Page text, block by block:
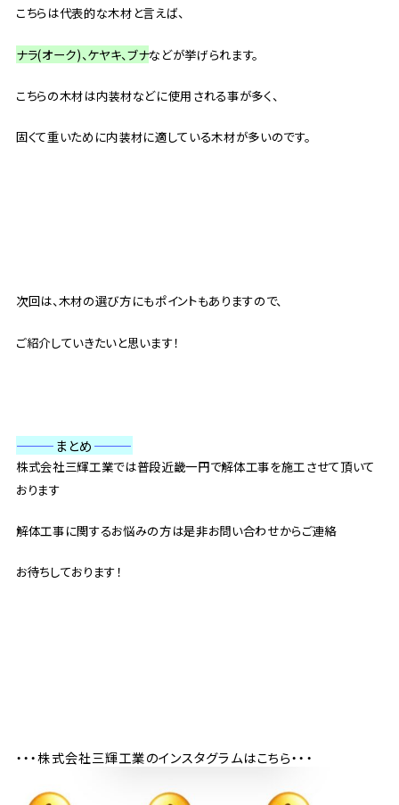
こちらは代表的な木材と言えば、
ナラ(オーク)、ケヤキ、ブナなどが挙げられます。
こちらの木材は内装材などに使用される事が多く、
固くて重いために内装材に適している木材が多いのです。
次回は、木材の選び方にもポイントもありますので、
ご紹介していきたいと思います！
———まとめ———
株式会社三輝工業では普段近畿一円で解体工事を施工させて頂いて
おります
解体工事に関するお悩みの方は是非お問い合わせからご連絡
お待ちしております！
・・・株式会社三輝工業のインスタグラムはこちら・・・